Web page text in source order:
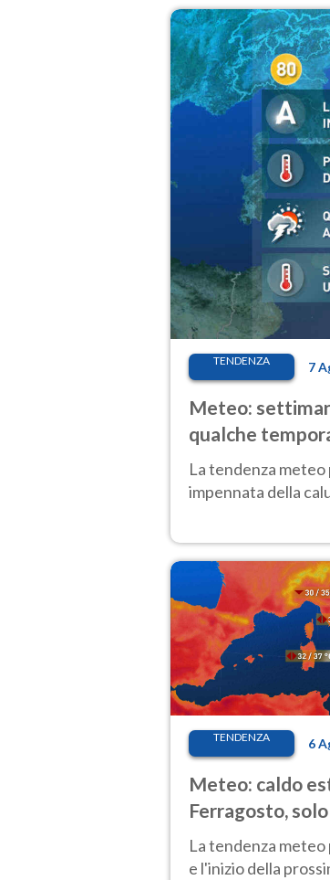
TENDENZA 7
Meteo:
qualche
La tendenza
impennata della
TENDENZA 6
Meteo: caldo
Ferragosto,
pausa. Ecco dove
La tendenza
e l'inizio della